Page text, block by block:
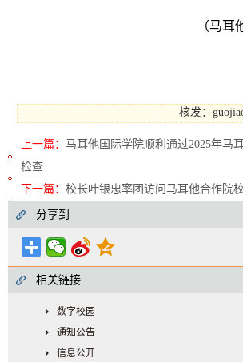
（马耳
核发：
上一篇： 马耳他国际学院顺利通过2025年马
检查
下一篇： 校长叶银忠率团访问马耳他合作院
分享到
相关链接
数字校园
通知公告
信息公开